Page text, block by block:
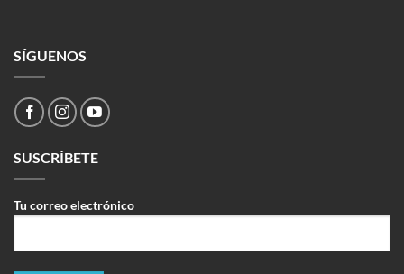
SÍGUENOS
SUSCRÍBETE
Tu correo electrónico